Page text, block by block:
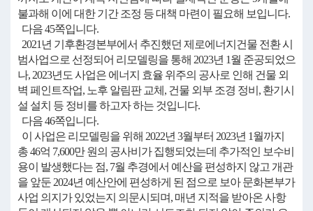
불과해 이에 대한 기간 조정 등 대책 마련이 필요해 보입니다.
다음 45쪽입니다.
2021년 기후환경본부에서 추진했던 제로에너지건물 전환 시
범사업으로 선정되어 리모델링을 통해 2023년 1월 준공되었으
나, 2023년도 사업은 에너지 효율 위주의 공사로 인해 건물 외
벽 페인트작업, 노후 알림판 교체, 건물 외부 조경 정비, 환기시
설 설치 등 정비를 하고자 하는 것입니다.
다음 46쪽입니다.
이 사업은 리모델링을 위해 2022년 3월부터 2023년 1월까지
총 46억 7,600만 원의 공사비가 집행되었는데 추가적인 보수비
용이 발생했다는 점, 7월 추경에서 예산을 편성하지 않고 개관
을 앞둔 2024년 예산안에 편성하게 된 점으로 보아 문화본부가
사업 의지가 있었는지 의문시되며, 매년 지적을 받아온 사항